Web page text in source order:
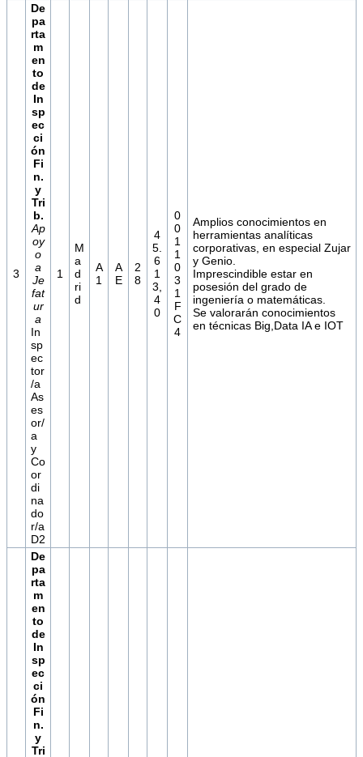
3
De
pa
rta
m
en
to
de
In
sp
ec
ci
ón
Fi
n.
y
Tri
b.
Ap
oy
o
a
Je
fat
ur
a
In
sp
ec
tor
/a
As
es
or/
a
y
Co
or
di
na
do
r/a
D2
1
M
a
d
ri
d
A
1
A
E
2
8
4
5.
6
1
3,
4
0
0
0
1
1
0
3
1
F
C
4
Amplios conocimientos en
herramientas analíticas
corporativas, en especial Zujar
y Genio.
Imprescindible estar en
posesión del grado de
ingeniería o matemáticas.
Se valorarán conocimientos
en técnicas Big,Data IA e IOT
De
pa
rta
m
en
to
de
In
sp
ec
ci
ón
Fi
n.
y
Tri